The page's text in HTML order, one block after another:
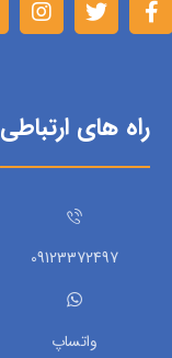
راه های ارتباطی
09123372497
واتساپ